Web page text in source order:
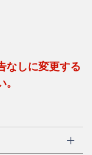
なしに変更する